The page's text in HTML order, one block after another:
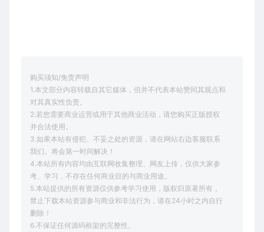
购买须知/免责声明
1.本文部分内容转载自其它媒体，但并不代表本站赞同其观点和
对其真实性负责。
2.若您需要商业运营或用于其他商业活动，请您购买正版授权
并合法使用。
3.如果本站有侵犯、不妥之处的资源，请在网站右边客服联系
我们。将会第一时间解决！
4.本站所有内容均由互联网收集整理、网友上传，仅供大家参
考、学习，不存在任何商业目的与商业用途。
5.本站提供的所有资源仅供参考学习使用，版权归原著所有，
禁止下载本站资源参与商业和非法行为，请在24小时之内自行
删除！
6.不保证任何源码框架的完整性。